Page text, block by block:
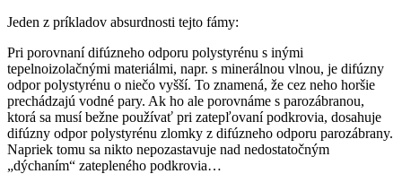
Jeden z príkladov absurdnosti tejto fámy:
Pri porovnaní difúzneho odporu polystyrénu s inými
tepelnoizolačnými materiálmi, napr. s minerálnou vlnou, je difúzny
odpor polystyrénu o niečo vyšší. To znamená, že cez neho horšie
prechádzajú vodné pary. Ak ho ale porovnáme s parozábranou,
ktorá sa musí bežne používať pri zatepľovaní podkrovia, dosahuje
difúzny odpor polystyrénu zlomky z difúzneho odporu parozábrany.
Napriek tomu sa nikto nepozastavuje nad nedostatočným
„dýchaním“ zatepleného podkrovia…